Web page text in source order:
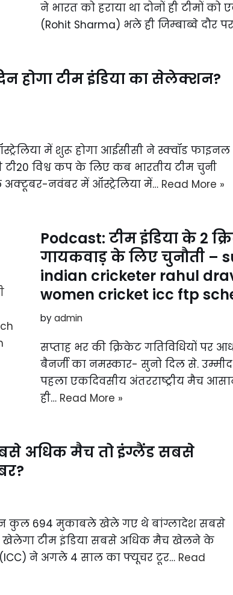
ने भारत को हराया था दोनों ही टीमों को
(Rohit Sharma) भले ही जिम्बाब्वे दौर
होगा टीम इंडिया का सेलेक्शन?
में शुरू होगा आईसीसी ने स्क्वॉड फाइनल
विश्व कप के लिए कब भारतीय टीम चुनी
अक्टूबर-नवंबर में ऑस्ट्रेलिया में… Read More »
Podcast: टीम इंडिया के 2
गायकवाड़ के लिए चुनौती –
indian cricketer rahul
women cricket icc ftp
byadmin
सप्ताह भर की क्रिकेट गतिविधियों पर
बैनर्जी का नमस्कार- सुनो दिल से.
पहला एकदिवसीय अंतरराष्ट्रीय मैच
ही… Read More »
अधिक मैच तो इंग्लैंड सबसे
कुल 694 मुकाबले खेले गए थे बांग्लादेश सबसे
खेलेगा टीम इंडिया सबसे अधिक मैच खेलने के
ने अगले 4 साल का फ्यूचर टूर… Read